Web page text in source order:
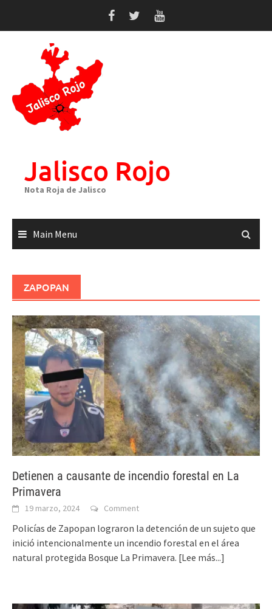
Jalisco Rojo
Nota Roja de Jalisco
Main Menu
ZAPOPAN
Detienen a causante de incendio forestal en La
Primavera
19 marzo, 2024 Comment
Policías de Zapopan lograron la detención de un sujeto que
inició intencionalmente un incendio forestal en el área
natural protegida Bosque La Primavera. [Lee más...]